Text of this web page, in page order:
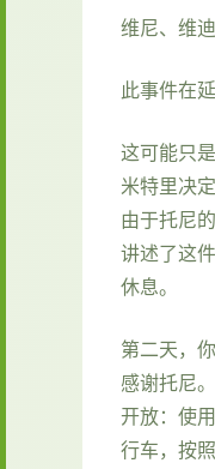
维尼、维
此事件在
这可能只
米特里决
由于托尼
讲述了这
休息。
第二天，
感谢托尼
开放：使
行车，按